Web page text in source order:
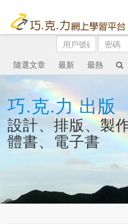
用
戶
號
碼
密
碼
隨選文章
最新 最熱
巧.克.力 出版
設計、排版、製
體書、電子書